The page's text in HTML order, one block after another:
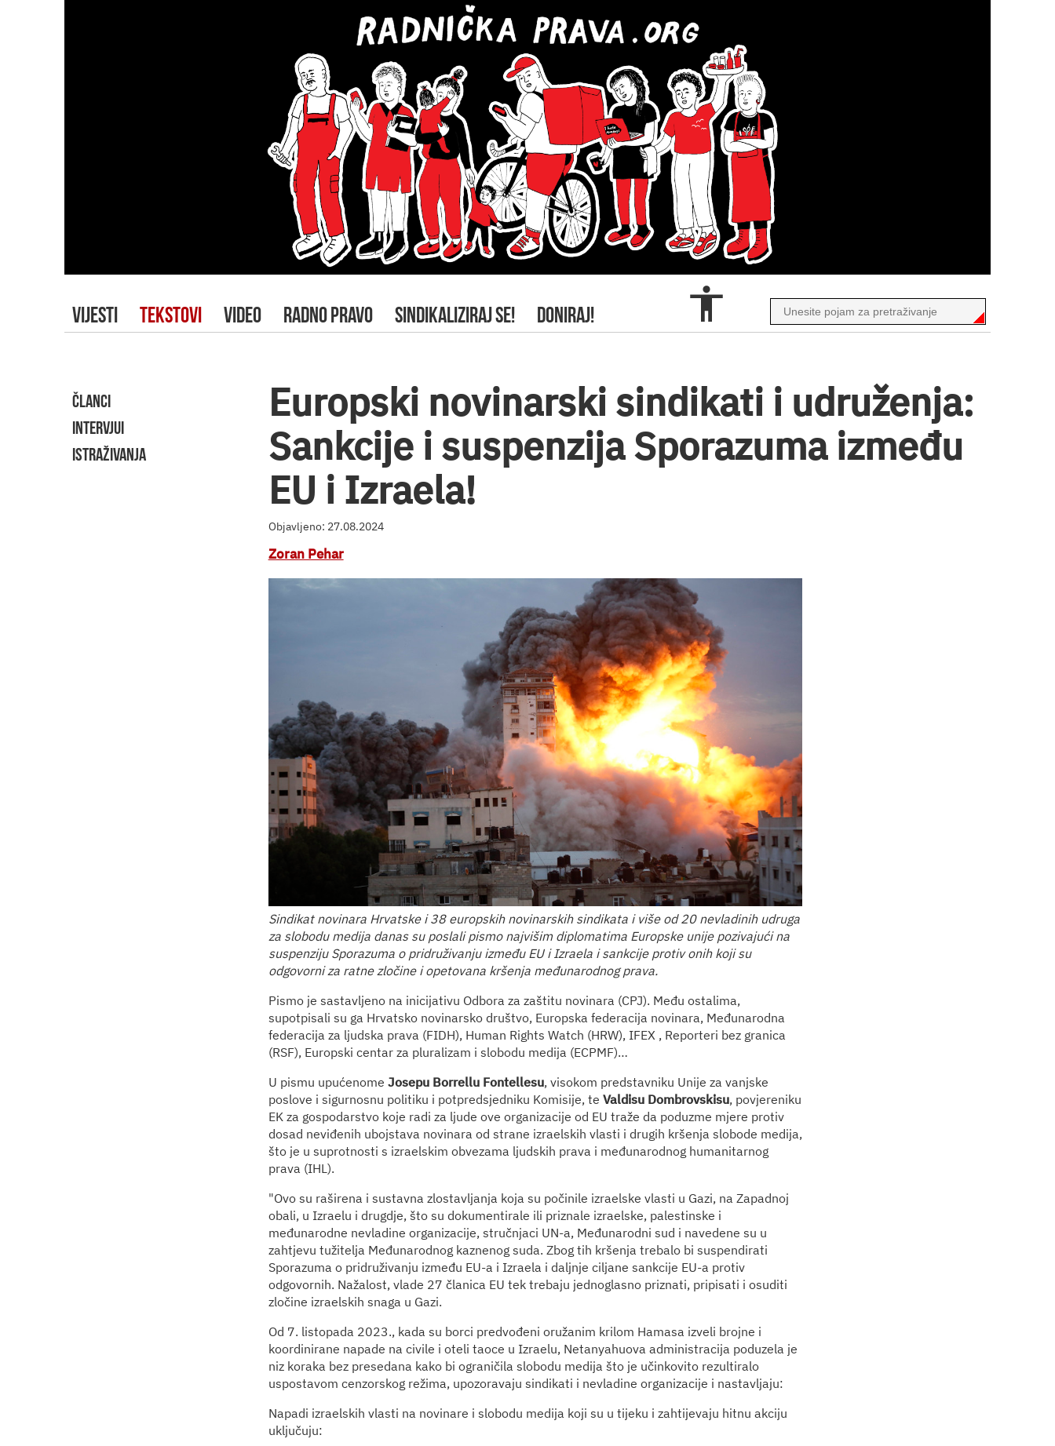
VIJESTI TEKSTOVI VIDEO RADNO PRAVO SINDIKALIZIRAJ SE! DONIRAJ!
ČLANCI
INTERVJUI
ISTRAŽIVANJA
Europski novinarski sindikati i udruženja:
Sankcije i suspenzija Sporazuma između
EU i Izraela!
Objavljeno: 27.08.2024
Zoran Pehar
Sindikat novinara Hrvatske i 38 europskih novinarskih sindikata i više od 20 nevladinih udruga
za slobodu medija danas su poslali pismo najvišim diplomatima Europske unije pozivajući na
suspenziju Sporazuma o pridruživanju između EU i Izraela i sankcije protiv onih koji su
odgovorni za ratne zločine i opetovana kršenja međunarodnog prava.
Pismo je sastavljeno na inicijativu Odbora za zaštitu novinara (CPJ). Među ostalima,
supotpisali su ga Hrvatsko novinarsko društvo, Europska federacija novinara, Međunarodna
federacija za ljudska prava (FIDH), Human Rights Watch (HRW), IFEX , Reporteri bez granica
(RSF), Europski centar za pluralizam i slobodu medija (ECPMF)…
U pismu upućenome Josepu Borrellu Fontellesu, visokom predstavniku Unije za vanjske
poslove i sigurnosnu politiku i potpredsjedniku Komisije, te Valdisu Dombrovskisu, povjereniku
EK za gospodarstvo koje radi za ljude ove organizacije od EU traže da poduzme mjere protiv
dosad neviđenih ubojstava novinara od strane izraelskih vlasti i drugih kršenja slobode medija,
što je u suprotnosti s izraelskim obvezama ljudskih prava i međunarodnog humanitarnog
prava (IHL).
"Ovo su raširena i sustavna zlostavljanja koja su počinile izraelske vlasti u Gazi, na Zapadnoj
obali, u Izraelu i drugdje, što su dokumentirale ili priznale izraelske, palestinske i
međunarodne nevladine organizacije, stručnjaci UN-a, Međunarodni sud i navedene su u
zahtjevu tužitelja Međunarodnog kaznenog suda. Zbog tih kršenja trebalo bi suspendirati
Sporazuma o pridruživanju između EU-a i Izraela i daljnje ciljane sankcije EU-a protiv
odgovornih. Nažalost, vlade 27 članica EU tek trebaju jednoglasno priznati, pripisati i osuditi
zločine izraelskih snaga u Gazi.
Od 7. listopada 2023., kada su borci predvođeni oružanim krilom Hamasa izveli brojne i
koordinirane napade na civile i oteli taoce u Izraelu, Netanyahuova administracija poduzela je
niz koraka bez presedana kako bi ograničila slobodu medija što je učinkovito rezultiralo
uspostavom cenzorskog režima, upozoravaju sindikati i nevladine organizacije i nastavljaju:
Napadi izraelskih vlasti na novinare i slobodu medija koji su u tijeku i zahtijevaju hitnu akciju
uključuju: